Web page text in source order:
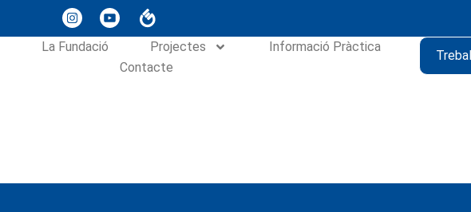
La Fundació Projectes
Informació Pràctica
Contacte